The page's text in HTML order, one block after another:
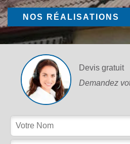
NOS RÉALISATIONS
Devis gratuit
Demandez